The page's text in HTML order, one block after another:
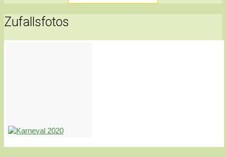
Zufallsfotos